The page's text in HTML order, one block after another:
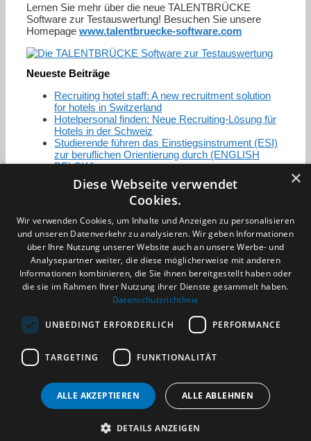
Lernen Sie mehr über die neue TALENTBRÜCKE
Software zur Testauswertung! Besuchen Sie unsere
Homepage www.talentbruecke-software.com
Neueste Beiträge
Recruiting hotel staff: A new recruitment solution
for hotels in Switzerland
Hotelpersonal finden: Neue Recruiting-Lösung für
Hotels in der Schweiz
Studierende führen das Einstiegsinstrument (ESI)
zur beruflichen Orientierung durch (ENGLISH
BELOW)
Zertifizierung / Mitgliedschaften
Datenschutzerklärung
Benachrichtigungsservice
Kontakt und Anfahrt
(c) 2026 TALENTBRÜCKE GmbH & Co. KG
×
Diese Webseite verwendet
Cookies.
Wir verwenden Cookies, um Inhalte und Anzeigen zu personalisieren
und unseren Datenverkehr zu analysieren. Wir geben Informationen
über Ihre Nutzung unserer Website auch an unsere Werbe- und
Analysepartner weiter, die diese möglicherweise mit anderen
Informationen kombinieren, die Sie ihnen bereitgestellt haben oder
die sie im Rahmen Ihrer Nutzung ihrer Dienste gesammelt haben.
Datenschutzrichtlinie
UNBEDINGT ERFORDERLICH PERFORMANCE
TARGETING FUNKTIONALITÄT
ALLE AKZEPTIEREN ALLE ABLEHNEN
DETAILS ANZEIGEN